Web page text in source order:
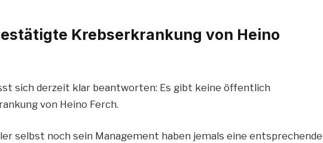
Krebserkrankung von Heino
sich derzeit klar beantworten: Es gibt keine öffentlich
von Heino Ferch.
selbst noch sein Management haben jemals eine entsprechende